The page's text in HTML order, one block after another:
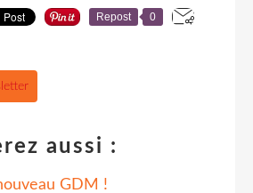
Repost 0
aussi :